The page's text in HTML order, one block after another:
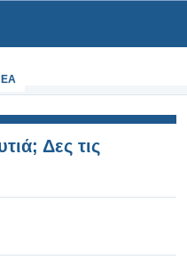
Δες τις